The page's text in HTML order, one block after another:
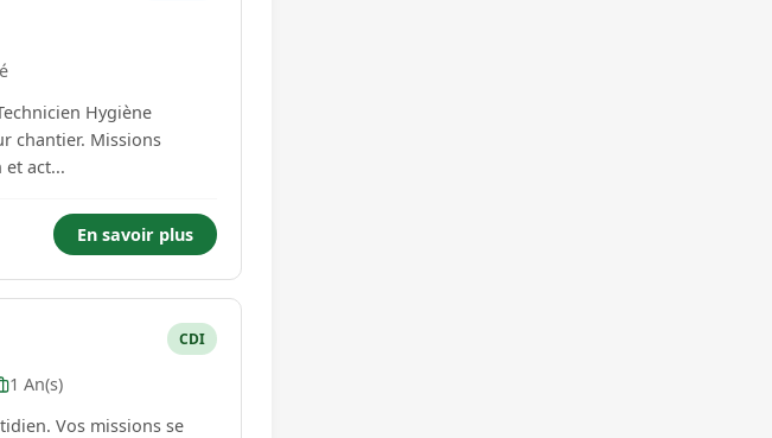
Hygiène
- Élaboration et act...
En savoir plus
CDI
1 An(s)
Vos missions se